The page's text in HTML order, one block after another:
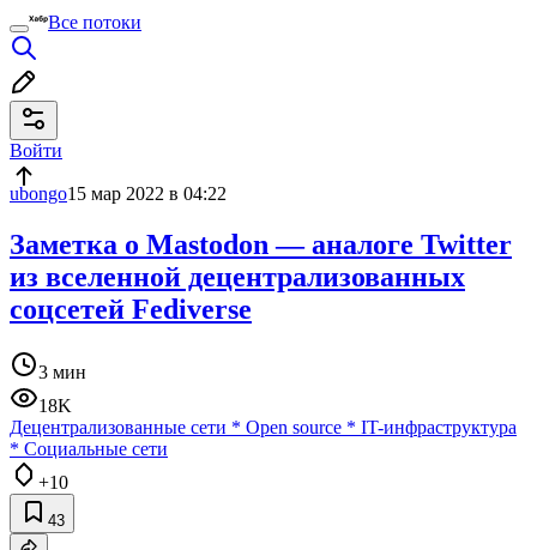
Все потоки
Войти
ubongo15 мар 2022 в 04:22
Заметка о Mastodon — аналоге Twitter
из вселенной децентрализованных
соцсетей Fediverse
3 мин
18K
Децентрализованные сети * Open source * IT-инфраструктура
* Социальные сети
+10
43